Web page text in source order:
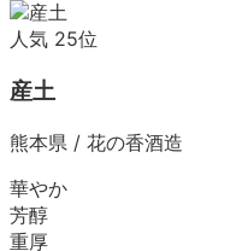
人気 25位
産土
熊本県 / 花の香酒造
華やか
芳醇
重厚